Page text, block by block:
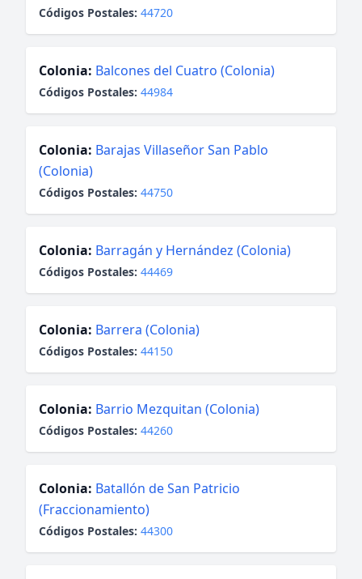
Códigos Postales: 44720
Colonia: Balcones del Cuatro (Colonia)
Códigos Postales: 44984
Colonia: Barajas Villaseñor San Pablo
(Colonia)
Códigos Postales: 44750
Colonia: Barragán y Hernández (Colonia)
Códigos Postales: 44469
Colonia: Barrera (Colonia)
Códigos Postales: 44150
Colonia: Barrio Mezquitan (Colonia)
Códigos Postales: 44260
Colonia: Batallón de San Patricio
(Fraccionamiento)
Códigos Postales: 44300